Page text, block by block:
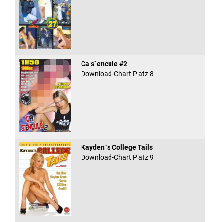
Ca s`encule #2
Download-Chart Platz 8
Kayden`s College Tails
Download-Chart Platz 9